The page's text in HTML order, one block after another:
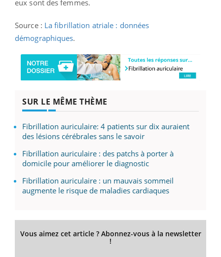
eux sont des femmes.
Source : La fibrillation atriale : données
démographiques.
SUR LE MÊME THÈME
Fibrillation auriculaire: 4 patients sur dix auraient
des lésions cérébrales sans le savoir
Fibrillation auriculaire : des patchs à porter à
domicile pour améliorer le diagnostic
Fibrillation auriculaire : un mauvais sommeil
augmente le risque de maladies cardiaques
Vous aimez cet article ? Abonnez-vous à la newsletter
!